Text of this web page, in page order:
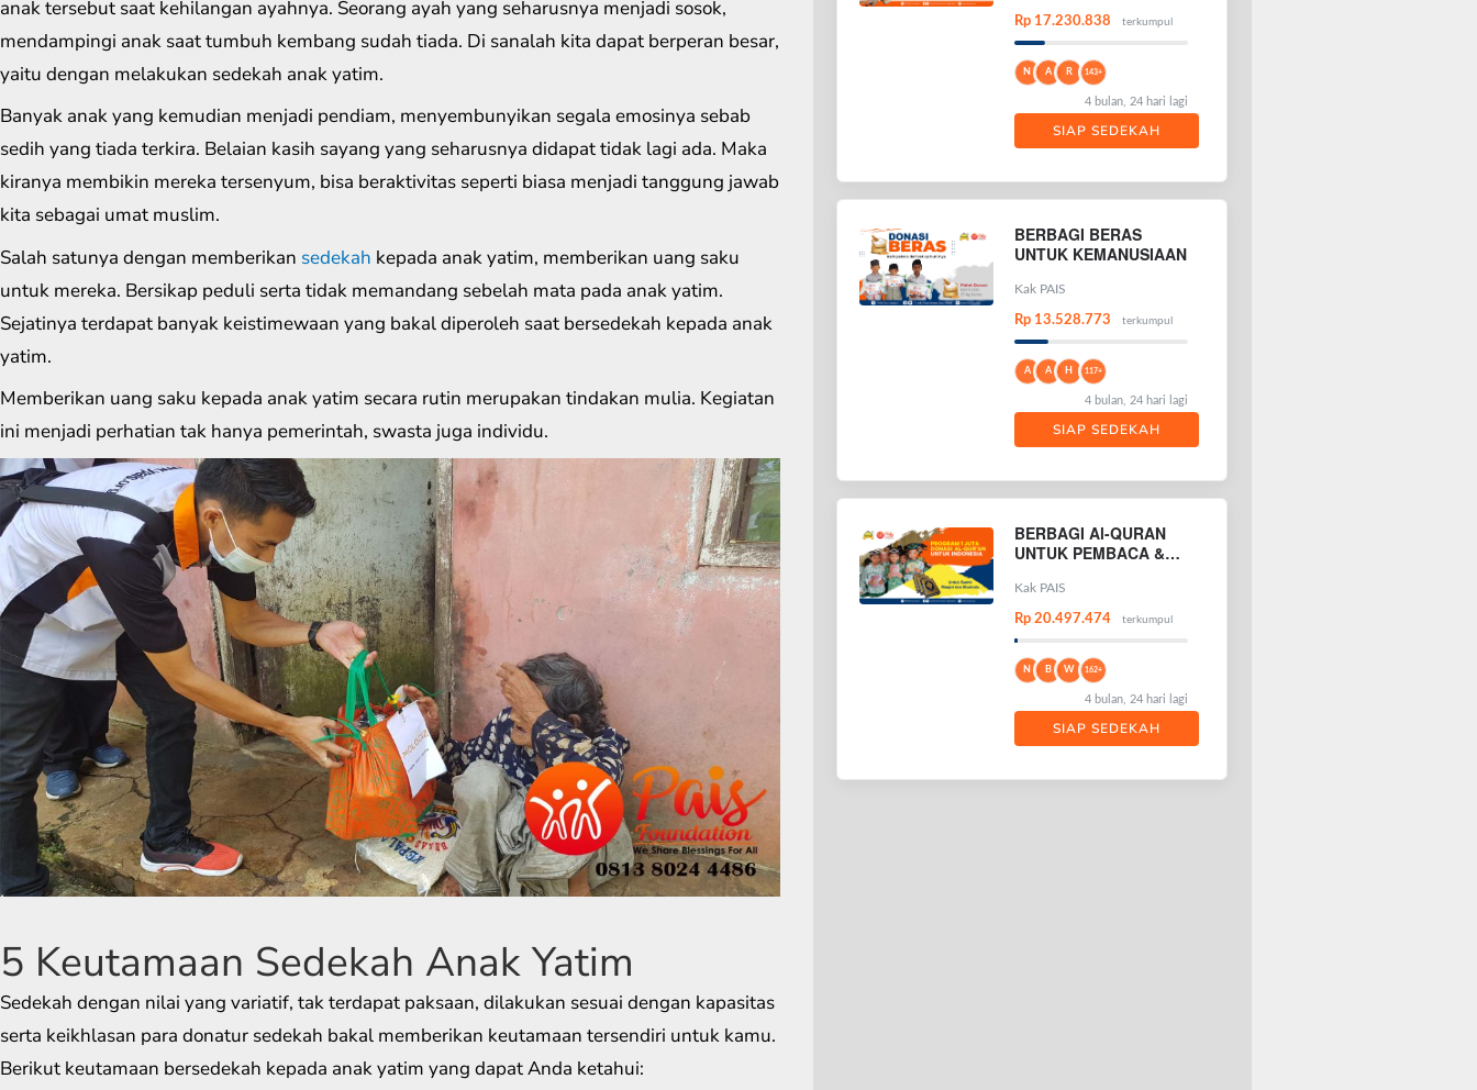
anak tersebut saat kehilangan ayahnya. Seorang ayah yang seharusnya menjadi sosok,
mendampingi anak saat tumbuh kembang sudah tiada. Di sanalah kita dapat berperan besar,
yaitu dengan melakukan sedekah anak yatim.
Banyak anak yang kemudian menjadi pendiam, menyembunyikan segala emosinya sebab
sedih yang tiada terkira. Belaian kasih sayang yang seharusnya didapat tidak lagi ada. Maka
kiranya membikin mereka tersenyum, bisa beraktivitas seperti biasa menjadi tanggung jawab
kita sebagai umat muslim.
Salah satunya dengan memberikan sedekah kepada anak yatim, memberikan uang saku
untuk mereka. Bersikap peduli serta tidak memandang sebelah mata pada anak yatim.
Sejatinya terdapat banyak keistimewaan yang bakal diperoleh saat bersedekah kepada anak
yatim.
Memberikan uang saku kepada anak yatim secara rutin merupakan tindakan mulia. Kegiatan
ini menjadi perhatian tak hanya pemerintah, swasta juga individu.
5 Keutamaan Sedekah Anak Yatim
Sedekah dengan nilai yang variatif, tak terdapat paksaan, dilakukan sesuai dengan kapasitas
serta keikhlasan para donatur sedekah bakal memberikan keutamaan tersendiri untuk kamu.
Berikut keutamaan bersedekah kepada anak yatim yang dapat Anda ketahui:
Rp 17.230.838 terkumpul
N A R 143+
4 bulan, 24 hari lagi
SIAP SEDEKAH
BERBAGI BERAS
UNTUK KEMANUSIAAN
Kak PAIS
Rp 13.528.773 terkumpul
A A H 117+
4 bulan, 24 hari lagi
SIAP SEDEKAH
BERBAGI Al-QURAN
UNTUK PEMBACA &
QURAN
Kak PAIS
Rp 20.497.474 terkumpul
N B W 162+
4 bulan, 24 hari lagi
SIAP SEDEKAH